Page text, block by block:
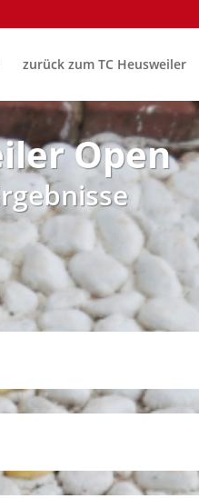
zurück zum TC Heusweiler
Open